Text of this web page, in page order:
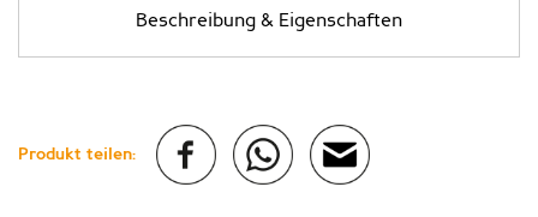
Beschreibung & Eigenschaften
Produkt teilen: